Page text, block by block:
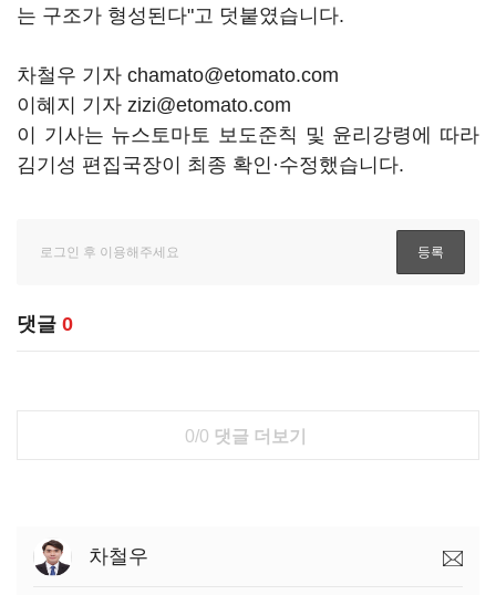
는 구조가 형성된다"고 덧붙였습니다.
차철우 기자 chamato@etomato.com
이혜지 기자 zizi@etomato.com
이 기사는 뉴스토마토 보도준칙 및 윤리강령에 따라
김기성 편집국장이 최종 확인·수정했습니다.
댓글 0
0/0 댓글 더보기
차철우